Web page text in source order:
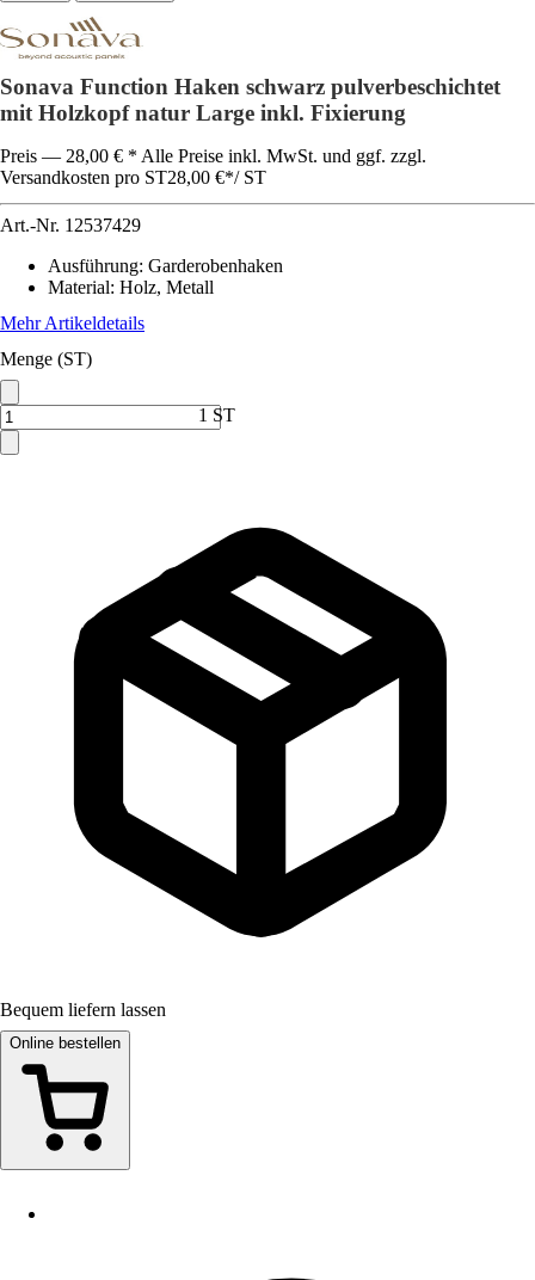
Sonava Function Haken schwarz pulverbeschichtet
mit Holzkopf natur Large inkl. Fixierung
Preis — 28,00 € * Alle Preise inkl. MwSt. und ggf. zzgl.
Versandkosten pro ST28,00 €*/ ST
Art.-Nr. 12537429
Ausführung: Garderobenhaken
Material: Holz, Metall
Mehr Artikeldetails
Menge (ST)
1 ST
Bequem liefern lassen
Online bestellen